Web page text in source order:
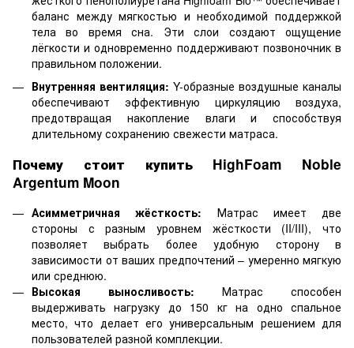
баланс между мягкостью и необходимой поддержкой
тела во время сна. Эти слои создают ощущение
лёгкости и одновременно поддерживают позвоночник в
правильном положении.
Внутренняя вентиляция: Y-образные воздушные каналы
обеспечивают эффективную циркуляцию воздуха,
предотвращая накопление влаги и способствуя
длительному сохранению свежести матраса.
Почему стоит купить HighFoam Noble
Argentum Moon
Асимметричная жёсткость: Матрас имеет две
стороны с разным уровнем жёсткости (II/III), что
позволяет выбрать более удобную сторону в
зависимости от ваших предпочтений – умеренно мягкую
или среднюю.
Высокая выносливость: Матрас способен
выдерживать нагрузку до 150 кг на одно спальное
место, что делает его универсальным решением для
пользователей разной комплекции.